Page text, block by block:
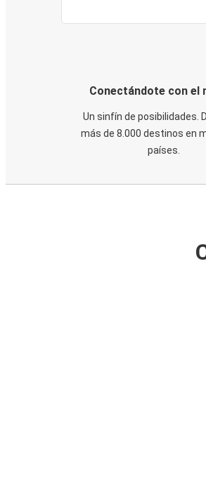
Conectándote con el
Un sinfín de posibilidades.
más de 8.000 destinos en
países.